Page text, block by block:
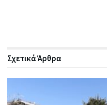
ΣχετικάΆρθρα